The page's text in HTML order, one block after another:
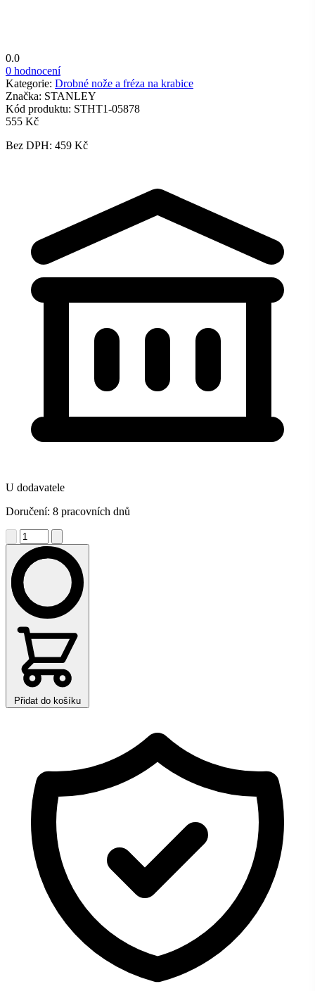
0.0
0 hodnocení
Kategorie: Drobné nože a fréza na krabice
Značka: STANLEY
Kód produktu: STHT1-05878
555 Kč
Bez DPH: 459 Kč
U dodavatele
Doručení: 8 pracovních dnů
Přidat do košíku